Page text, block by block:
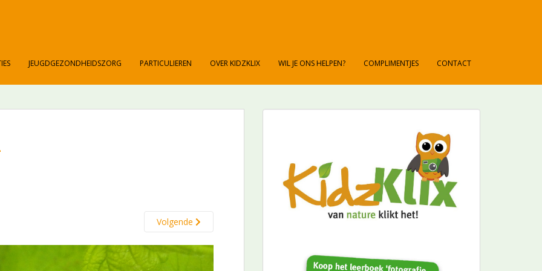
JEUGDGEZONDHEIDSZORG PARTICULIEREN OVER KIDZKLIX WIL JE ONS HELPEN? COMPLIMENTJES CONTACT
Volgende